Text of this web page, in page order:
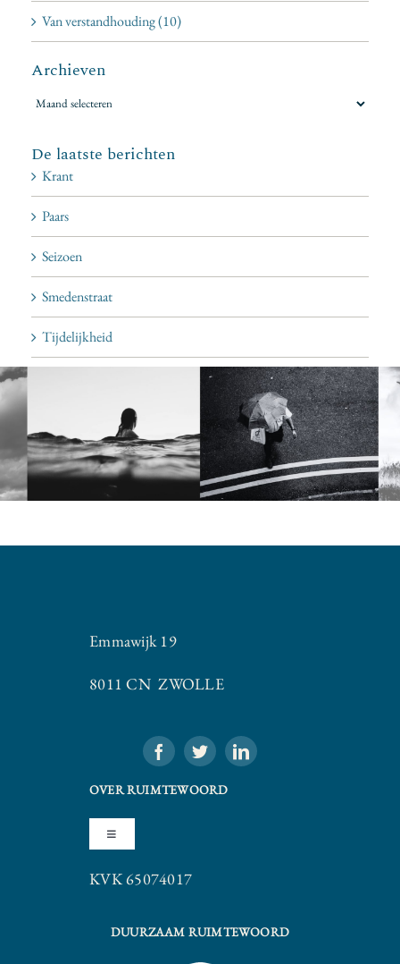
Van verstandhouding (10)
Archieven
De laatste berichten
Krant
Paars
Seizoen
Smedenstraat
Tijdelijkheid
Emmawijk 19
8011 CN ZWOLLE
OVER RUIMTEWOORD
Toggle
Navigation
Algemene VoorwaardenKVK 65074017
DUURZAAM RUIMTEWOORD